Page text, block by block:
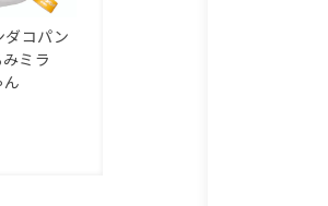
ダコパン
ミラ